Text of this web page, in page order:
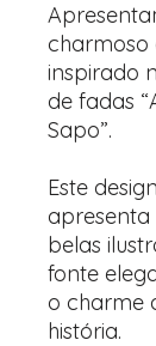
charmoso
inspirado
de fadas
Sapo”.
Este
apresenta
belas
fonte
o charme
história.